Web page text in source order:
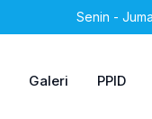
Senin -
Galeri PPID